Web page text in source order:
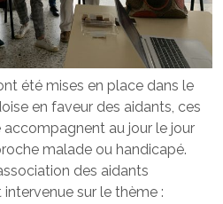
été mises en place dans le
en faveur des aidants, ces
au jour le jour
malade ou handicapé.
des aidants
intervenue sur le thème :